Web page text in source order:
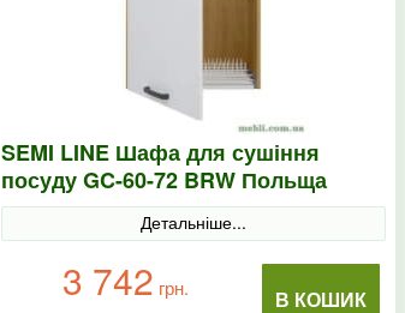
SEMI LINE Шафа для сушіння
посуду GC-60-72 BRW Польща
колір-білий
Детальніше...
В КОШИК
3 742 грн.